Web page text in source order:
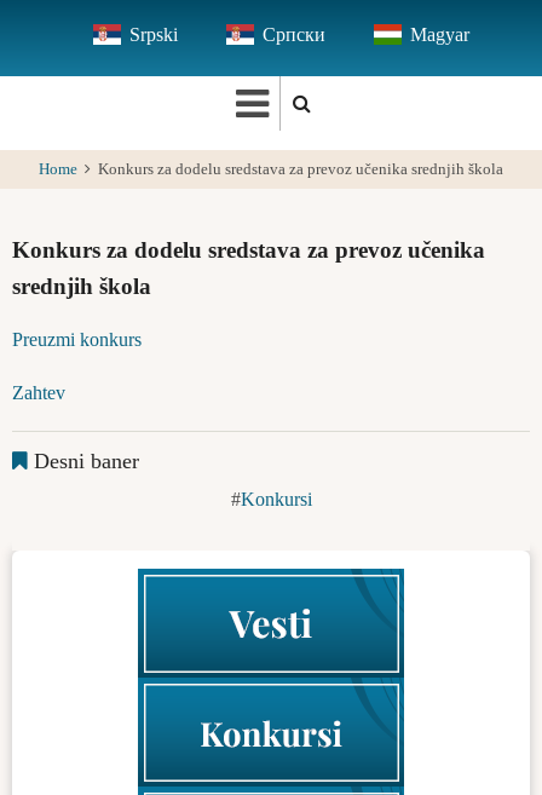
main
Srpski Српски Magyar
Home Konkurs za dodelu sredstava za prevoz učenika srednjih škola
Konkurs za dodelu sredstava za prevoz učenika
srednjih škola
Preuzmi konkurs
Zahtev
Desni baner
Konkursi